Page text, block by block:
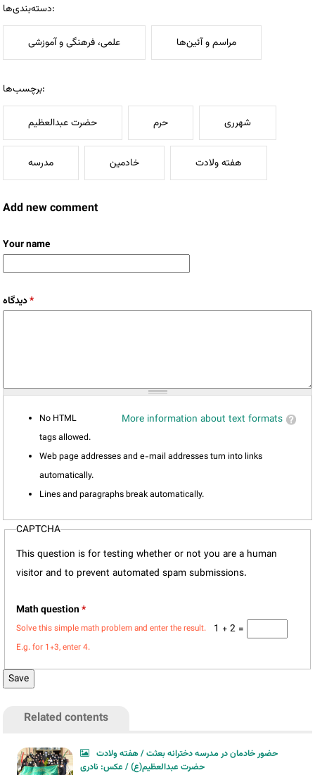
دسته‌بندی‌ها:
علمی، فرهنگی و آموزشی مراسم و آئین‌ها
برچسب‌ها:
حضرت عبدالعظیم حرم شهرری
مدرسه خادمین هفته ولادت
Add new comment
Your name
دیدگاه*
More information about text formats
No HTML
tags allowed.
Web page addresses and e-mail addresses turn into links
automatically.
Lines and paragraphs break automatically.
CAPTCHA
This question is for testing whether or not you are a human
visitor and to prevent automated spam submissions.
Math question*
1 + 2 =
Solve this simple math problem and enter the result.
E.g. for 1+3, enter 4.
Related contents
حضور خادمان در مدرسه دخترانه بعثت / هفته ولادت
حضرت عبدالعظیم(ع) / عکس: نادری